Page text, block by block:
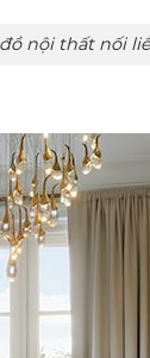
nối liền